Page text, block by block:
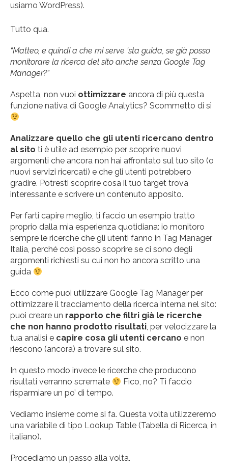
usiamo WordPress).
Tutto qua.
“Matteo, e quindi a che mi serve ‘sta guida, se già posso
monitorare la ricerca del sito anche senza Google Tag
Manager?”
Aspetta, non vuoi ottimizzare ancora di più questa
funzione nativa di Google Analytics? Scommetto di sì
Analizzare quello che gli utenti ricercano dentro
al sito ti è utile ad esempio per scoprire nuovi
argomenti che ancora non hai affrontato sul tuo sito (o
nuovi servizi ricercati) e che gli utenti potrebbero
gradire. Potresti scoprire cosa il tuo target trova
interessante e scrivere un contenuto apposito.
Per farti capire meglio, ti faccio un esempio tratto
proprio dalla mia esperienza quotidiana: io monitoro
sempre le ricerche che gli utenti fanno in Tag Manager
Italia, perché così posso scoprire se ci sono degli
argomenti richiesti su cui non ho ancora scritto una
guida
Ecco come puoi utilizzare Google Tag Manager per
ottimizzare il tracciamento della ricerca interna nel sito:
puoi creare un rapporto che filtri già le ricerche
che non hanno prodotto risultati, per velocizzare la
tua analisi e capire cosa gli utenti cercano e non
riescono (ancora) a trovare sul sito.
In questo modo invece le ricerche che producono
risultati verranno scremate
Fico, no? Ti faccio
risparmiare un po’ di tempo.
Vediamo insieme come si fa. Questa volta utilizzeremo
una variabile di tipo Lookup Table (Tabella di Ricerca, in
italiano).
Procediamo un passo alla volta.